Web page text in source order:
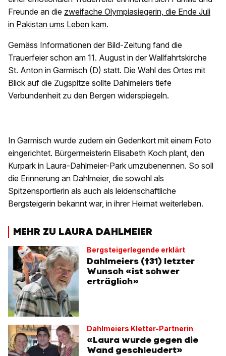
Freunde an die zweifache Olympiasiegerin, die Ende Juli
in Pakistan ums Leben kam.
Gemäss Informationen der Bild-Zeitung fand die
Trauerfeier schon am 11. August in der Wallfahrtskirche
St. Anton in Garmisch (D) statt. Die Wahl des Ortes mit
Blick auf die Zugspitze sollte Dahlmeiers tiefe
Verbundenheit zu den Bergen widerspiegeln.
In Garmisch wurde zudem ein Gedenkort mit einem Foto
eingerichtet. Bürgermeisterin Elisabeth Koch plant, den
Kurpark in Laura-Dahlmeier-Park umzubenennen. So soll
die Erinnerung an Dahlmeier, die sowohl als
Spitzensportlerin als auch als leidenschaftliche
Bergsteigerin bekannt war, in ihrer Heimat weiterleben.
MEHR ZU LAURA DAHLMEIER
Bergsteigerlegende erklärt
Dahlmeiers (†31) letzter
Wunsch «ist schwer
erträglich»
Dahlmeiers Kletter-Partnerin
«Laura wurde gegen die
Wand geschleudert»